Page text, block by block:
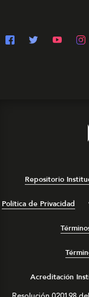
Repositorio
Política de Privacidad
Acreditación